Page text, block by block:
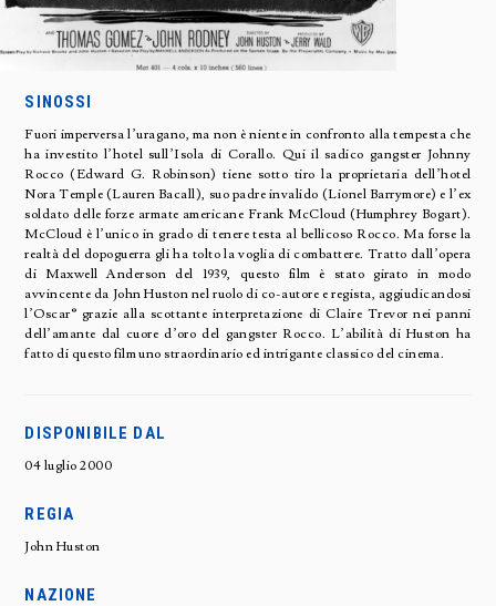
SINOSSI
Fuori imperversa l’uragano, ma non è niente in confronto alla tempesta che
ha investito l’hotel sull’Isola di Corallo. Qui il sadico gangster Johnny
Rocco (Edward G. Robinson) tiene sotto tiro la proprietaria dell’hotel
Nora Temple (Lauren Bacall), suo padre invalido (Lionel Barrymore) e l’ex
soldato delle forze armate americane Frank McCloud (Humphrey Bogart).
McCloud è l’unico in grado di tenere testa al bellicoso Rocco. Ma forse la
realtà del dopoguerra gli ha tolto la voglia di combattere. Tratto dall’opera
di Maxwell Anderson del 1939, questo film è stato girato in modo
avvincente da John Huston nel ruolo di co-autore e regista, aggiudicandosi
l’Oscar® grazie alla scottante interpretazione di Claire Trevor nei panni
dell’amante dal cuore d’oro del gangster Rocco. L’abilità di Huston ha
fatto di questo film uno straordinario ed intrigante classico del cinema.
DISPONIBILE DAL
04 luglio 2000
REGIA
John Huston
NAZIONE